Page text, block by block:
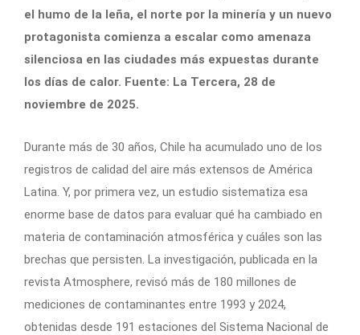
el humo de la leña, el norte por la minería y un nuevo
protagonista comienza a escalar como amenaza
silenciosa en las ciudades más expuestas durante
los días de calor. Fuente: La Tercera, 28 de
noviembre de 2025.
Durante más de 30 años, Chile ha acumulado uno de los
registros de calidad del aire más extensos de América
Latina. Y, por primera vez, un estudio sistematiza esa
enorme base de datos para evaluar qué ha cambiado en
materia de contaminación atmosférica y cuáles son las
brechas que persisten. La investigación, publicada en la
revista Atmosphere, revisó más de 180 millones de
mediciones de contaminantes entre 1993 y 2024,
obtenidas desde 191 estaciones del Sistema Nacional de